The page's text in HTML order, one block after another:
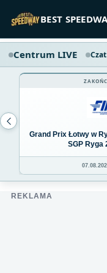
BEST
Centrum LIVE
Grand Prix Łotwy w
SGP Ryga
REKLAMA